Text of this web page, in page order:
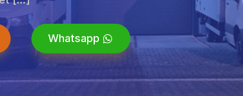
Whatsapp